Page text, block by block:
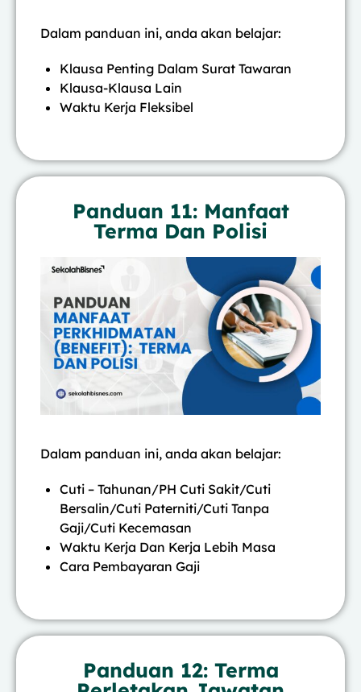
Dalam panduan ini, anda akan belajar:
Klausa Penting Dalam Surat Tawaran
Klausa-Klausa Lain
Waktu Kerja Fleksibel
Panduan 11: Manfaat
Terma Dan Polisi
Dalam panduan ini, anda akan belajar:
Cuti – Tahunan/PH Cuti Sakit/Cuti
Bersalin/Cuti Paterniti/Cuti Tanpa
Gaji/Cuti Kecemasan
Waktu Kerja Dan Kerja Lebih Masa
Cara Pembayaran Gaji
Panduan 12: Terma